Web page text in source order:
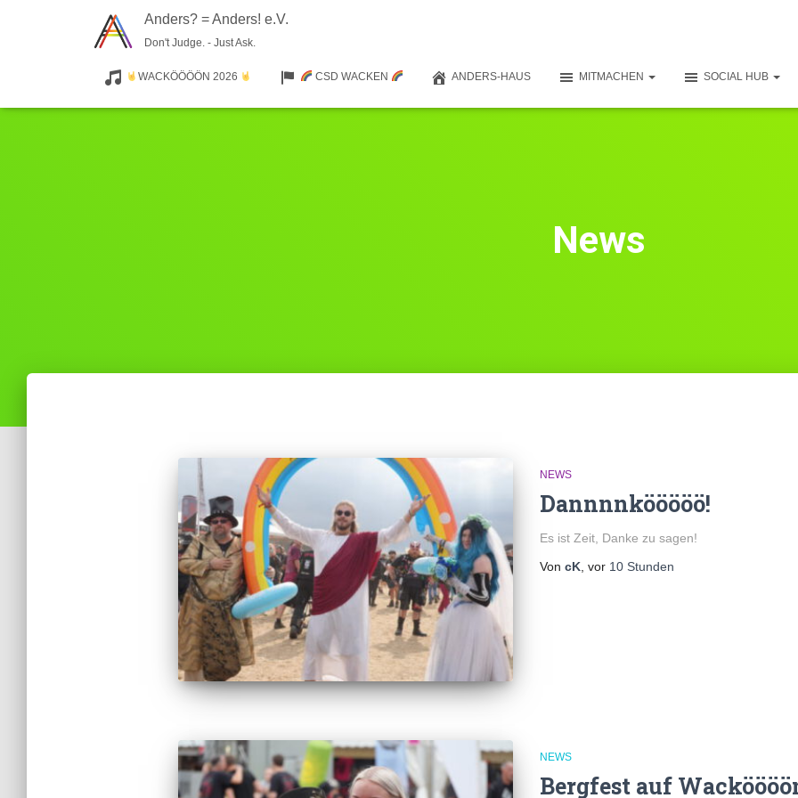
Anders? = Anders! e.V.
Don't Judge. - Just Ask.
WACKÖÖÖÖN 2026 CSD WACKEN ANDERS-HAUS MITMACHEN SOCIAL HUB
News
NEWS
Dannnnkööööö!
Es ist Zeit, Danke zu sagen!
Von cK, vor 10 Stunden
NEWS
Bergfest auf